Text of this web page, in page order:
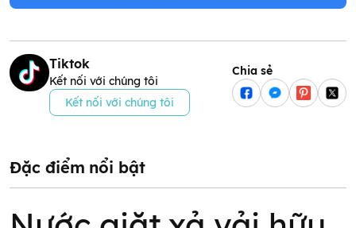
Tiktok
Kết nối với chúng tôi
Kết nối với chúng tôi
Chia sẻ
Đặc điểm nổi bật